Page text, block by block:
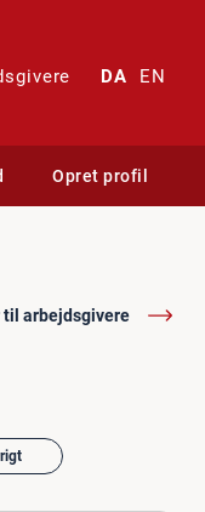
DA EN
Opret profil
arbejdsgivere